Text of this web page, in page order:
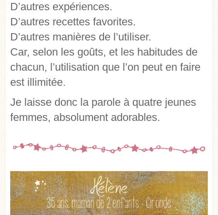
D’autres expériences.
D’autres recettes favorites.
D’autres manières de l’utiliser.
Car, selon les goûts, et les habitudes de
chacun, l’utilisation que l’on peut en faire
est illimitée.
Je laisse donc la parole à quatre jeunes
femmes, absolument adorables.